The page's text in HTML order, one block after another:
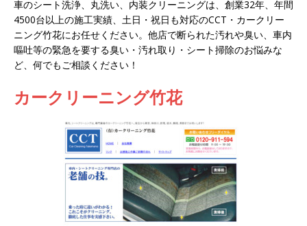
車のシート洗浄、丸洗い、内装クリーニングは、創業32年、年間
4500台以上の施工実績、土日・祝日も対応のCCT・カークリー
ニング竹花にお任せください。他店で断られた汚れや臭い、車内
嘔吐等の緊急を要する臭い・汚れ取り・シート掃除のお悩みな
ど、何でもご相談ください！
カークリーニング竹花